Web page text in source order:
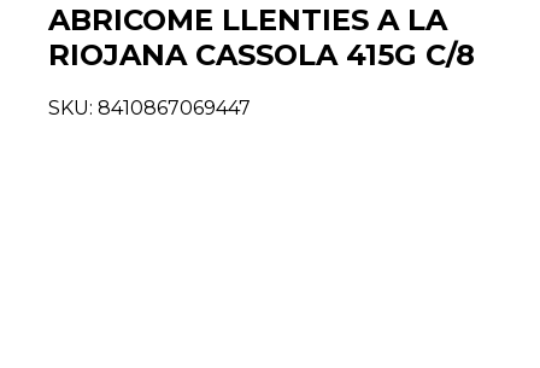
ABRICOME LLENTIES A LA
RIOJANA CASSOLA 415G C/8
SKU: 8410867069447